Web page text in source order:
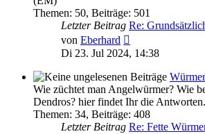
Themen: 50, Beiträge: 501
Letzter Beitrag Re:
von Eberhard
Beitrag
Di 23. Jul 2024, 14:38
Wie züchtet man Angelwürmer? Wie
Dendros? hier findet Ihr die
Themen: 34, Beiträge: 408
Letzter Beitrag Re: Fette